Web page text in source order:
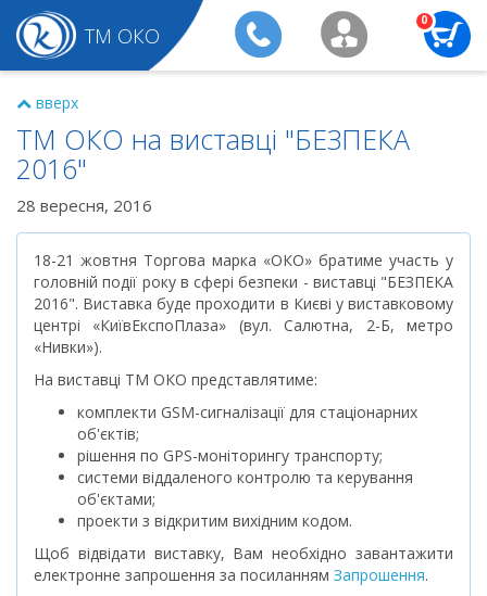
ТМ ОКО
0
вверх
ТМ ОКО на виставці "БЕЗПЕКА
2016"
28 вересня, 2016
18-21 жовтня Торгова марка «ОКО» братиме участь у
головній події року в сфері безпеки - виставці "БЕЗПЕКА
2016". Виставка буде проходити в Києві у виставковому
центрі «КиївЕкспоПлаза» (вул. Салютна, 2-Б, метро
«Нивки»).
На виставці ТМ ОКО представлятиме:
комплекти GSM-сигналізації для стаціонарних
об'єктів;
рішення по GPS-моніторингу транспорту;
системи віддаленого контролю та керування
об'єктами;
проекти з відкритим вихідним кодом.
Щоб відвідати виставку, Вам необхідно завантажити
електронне запрошення за посиланням Запрошення.